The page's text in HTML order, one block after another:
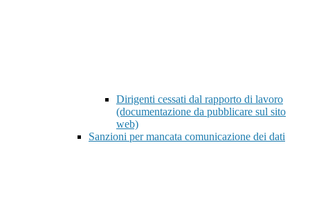
Dirigenti cessati dal rapporto di lavoro
(documentazione da pubblicare sul sito
web)
Sanzioni per mancata comunicazione dei dati